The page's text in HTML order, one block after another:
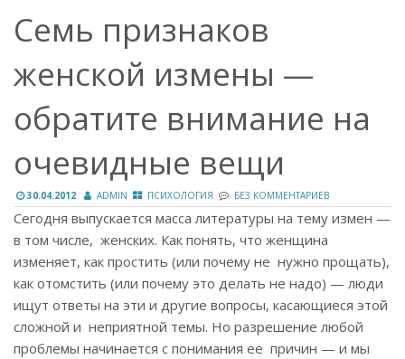
Семь признаков
женской измены —
обратите внимание на
очевидные вещи
30.04.2012 ADMIN ПСИХОЛОГИЯ БЕЗ КОММЕНТАРИЕВ
Сегодня выпускается масса литературы на тему измен —
в том числе, женских. Как понять, что женщина
изменяет, как простить (или почему не нужно прощать),
как отомстить (или почему это делать не надо) — люди
ищут ответы на эти и другие вопросы, касающиеся этой
сложной и неприятной темы. Но разрешение любой
проблемы начинается с понимания ее причин — и мы